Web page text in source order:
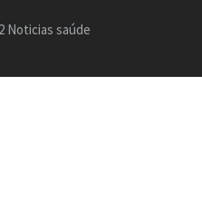
Noticias saúde